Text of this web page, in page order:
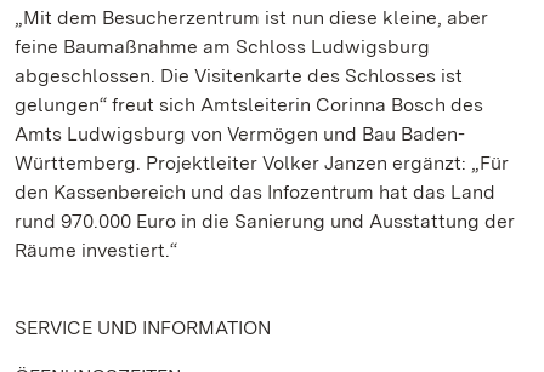
„Mit dem Besucherzentrum ist nun diese kleine, aber
feine Baumaßnahme am Schloss Ludwigsburg
abgeschlossen. Die Visitenkarte des Schlosses ist
gelungen“ freut sich Amtsleiterin Corinna Bosch des
Amts Ludwigsburg von Vermögen und Bau Baden-
Württemberg. Projektleiter Volker Janzen ergänzt: „Für
den Kassenbereich und das Infozentrum hat das Land
rund 970.000 Euro in die Sanierung und Ausstattung der
Räume investiert.“
SERVICE UND INFORMATION